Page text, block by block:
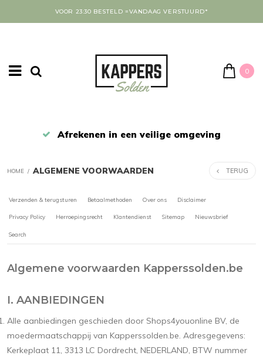
VOOR 23:30 BESTELD =VANDAAG VERSTUURD*
0
Afrekenen in een veilige omgeving
HOME / ALGEMENE VOORWAARDEN TERUG
Verzenden & terugsturen Betaalmethoden Over ons Disclaimer
Privacy Policy Herroepingsrecht Klantendienst Sitemap Nieuwsbrief
Search
Algemene voorwaarden Kapperssolden.be
I. AANBIEDINGEN
Alle aanbiedingen geschieden door Shops4youonline BV, de
moedermaatschappij van Kapperssolden.be. Adresgegevens:
Kerkeplaat 11, 3313 LC Dordrecht, NEDERLAND, BTW nummer